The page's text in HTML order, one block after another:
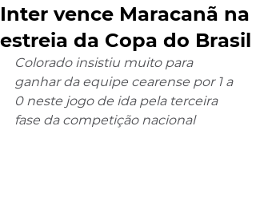
Inter vence Maracanã na
estreia da Copa do Brasil
Colorado insistiu muito para
ganhar da equipe cearense por 1 a
0 neste jogo de ida pela terceira
fase da competição nacional